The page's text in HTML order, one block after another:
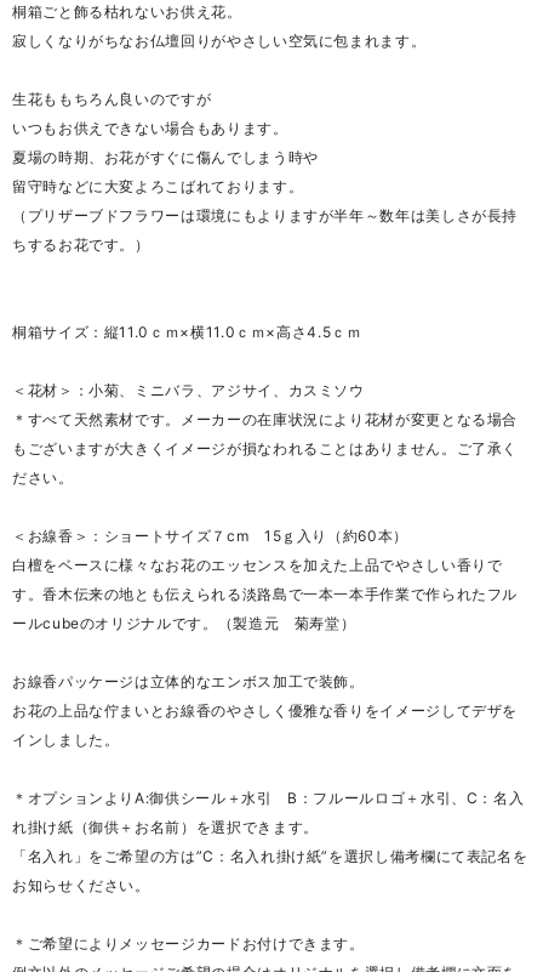
桐箱ごと飾る枯れないお供え花。
寂しくなりがちなお仏壇回りがやさしい空気に包まれます。
生花ももちろん良いのですが
いつもお供えできない場合もあります。
夏場の時期、お花がすぐに傷んでしまう時や
留守時などに大変よろこばれております。
（プリザーブドフラワーは環境にもよりますが半年～数年は美しさが長持
ちするお花です。）
桐箱サイズ：縦11.0ｃｍ×横11.0ｃｍ×高さ4.5ｃｍ
＜花材＞：小菊、ミニバラ、アジサイ、カスミソウ
＊すべて天然素材です。メーカーの在庫状況により花材が変更となる場合
もございますが大きくイメージが損なわれることはありません。ご了承く
ださい。
＜お線香＞：ショートサイズ７cm 15ｇ入り（約60本）
白檀をベースに様々なお花のエッセンスを加えた上品でやさしい香りで
す。香木伝来の地とも伝えられる淡路島で一本一本手作業で作られたフル
ールcubeのオリジナルです。（製造元 菊寿堂）
お線香パッケージは立体的なエンボス加工で装飾。
お花の上品な佇まいとお線香のやさしく優雅な香りをイメージしてデザを
インしました。
＊オプションよりA:御供シール＋水引 B：フルールロゴ＋水引、C：名入
れ掛け紙（御供＋お名前）を選択できます。
「名入れ」をご希望の方は”C：名入れ掛け紙”を選択し備考欄にて表記名を
お知らせください。
＊ご希望によりメッセージカードお付けできます。